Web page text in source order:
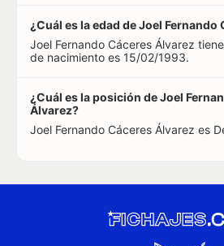
¿Cuál es la edad de Joel Fernando
Joel Fernando Cáceres Álvarez
de nacimiento es 15/02/1993.
¿Cuál es la posición de Joel
Álvarez?
Joel Fernando Cáceres Álvarez es